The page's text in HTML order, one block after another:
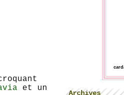
et un
Archives